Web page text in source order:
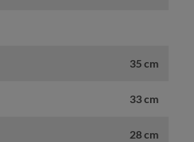
35 cm
33 cm
28 cm